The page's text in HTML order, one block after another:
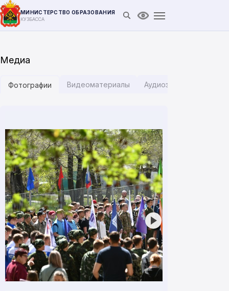
МИНИСТЕРСТВО ОБРАЗОВАНИЯ
КУЗБАССА Открыть поиск
Версия для
Медиа
Фотографии Видеоматериалы Аудиозаписи